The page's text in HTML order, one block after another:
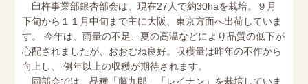
臼杵事業部銀杏部会は、現在27人で約30haを栽培。９月
下旬から１１月中旬まで主に大阪、東京方面へ出荷していま
す。 今年は、雨量の不足、夏の高温などにより品質の低下が
心配されましたが、おおむね良好。収穫量は昨年の不作から
向上し、 例年以上の収穫が期待されます。
同部会では、品種「藤九郎」「レイナン」を栽培していま